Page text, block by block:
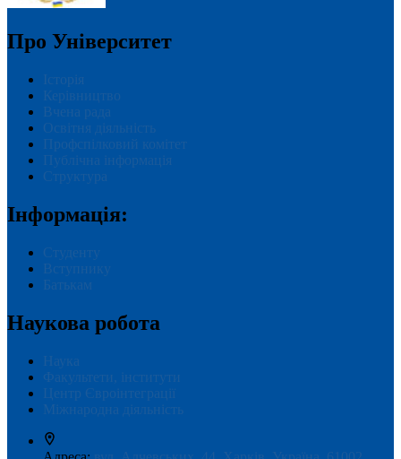
Про Університет
Історія
Керівництво
Вчена рада
Освітня діяльність
Профспілковий комітет
Публічна інформація
Структура
Інформація:
Студенту
Вступнику
Батькам
Наукова робота
Наука
Факультети, інститути
Центр Євроінтеграції
Міжнародна діяльність